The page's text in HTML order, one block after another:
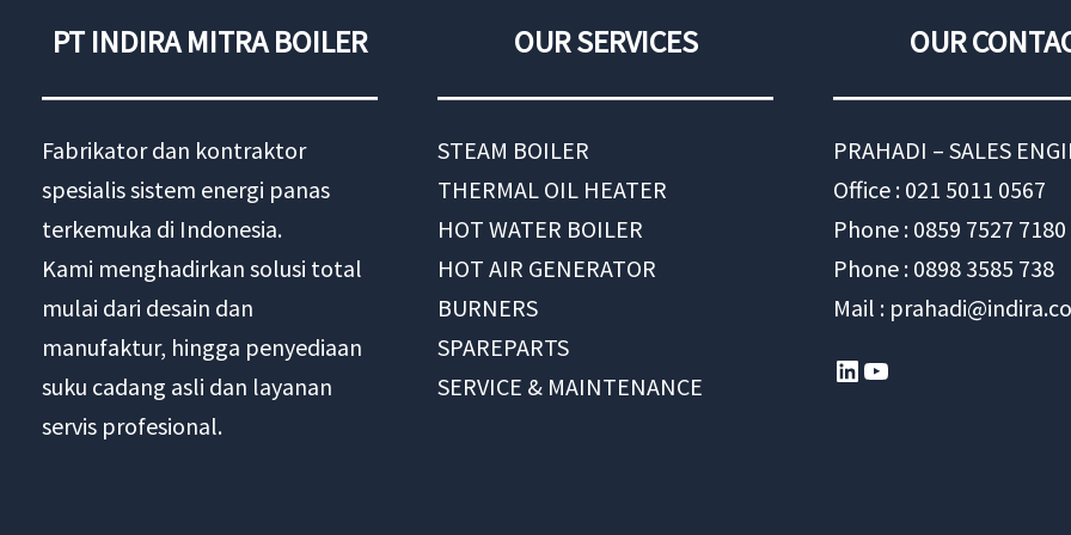
PT INDIRA MITRA BOILER
Fabrikator dan kontraktor
spesialis sistem energi panas
terkemuka di Indonesia.
Kami menghadirkan solusi total
mulai dari desain dan
manufaktur, hingga penyediaan
suku cadang asli dan layanan
servis profesional.
OUR SERVICES
STEAM BOILER
THERMAL OIL HEATER
HOT WATER BOILER
HOT AIR GENERATOR
BURNERS
SPAREPARTS
SERVICE & MAINTENANCE
OUR
PRAHADI – SALES
Office : 021 5011 0567
Phone : 0859 7527 7180
Phone : 0898 3585 738
Mail :
LinkedIn YouTube